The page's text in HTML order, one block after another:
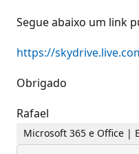
Segue abaixo um link
https://
Obrigado
Rafael
Microsoft 365 e Office |